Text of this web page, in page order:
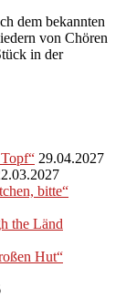
dem bekannten
von Chören
in der
29.04.2027
bitte“
the Länd
Hut“